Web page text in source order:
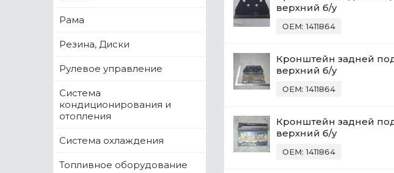
Рама
Резина, Диски
Рулевое управление
Система
кондиционирования и
отопления
Система охлаждения
Топливное оборудование
верхний б/у
OEM: 1411864
Кронштейн задней
верхний б/у
OEM: 1411864
Кронштейн задней
верхний б/у
OEM: 1411864